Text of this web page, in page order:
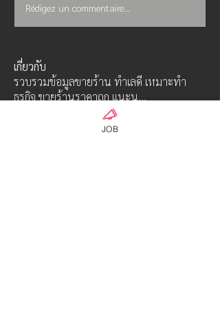
Rédigez un commentaire...
เกี่ยวกับ
รวบรวมข้อมูลขายร้าน ทำเลดี เหมาะทำ
ธุรกิจ ขายร้านราคาถูก แนะน...
JOB